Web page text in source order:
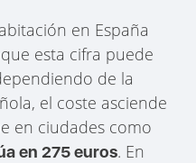
en España
esta cifra puede
de la
el coste asciende
en ciudades como
en 275 euros. En